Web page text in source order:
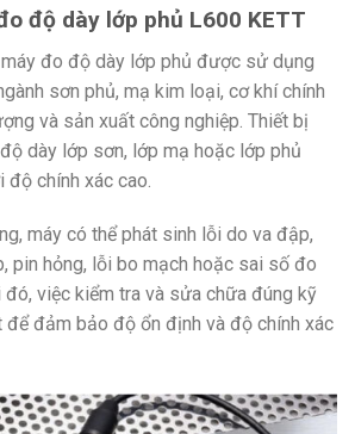
độ dày lớp phủ L600 KETT
đo độ dày lớp phủ được sử dụng
sơn phủ, mạ kim loại, cơ khí chính
và sản xuất công nghiệp. Thiết bị
dày lớp sơn, lớp mạ hoặc lớp phủ
chính xác cao.
máy có thể phát sinh lỗi do va đập,
pin hỏng, lỗi bo mạch hoặc sai số đo
việc kiểm tra và sửa chữa đúng kỹ
để đảm bảo độ ổn định và độ chính xác